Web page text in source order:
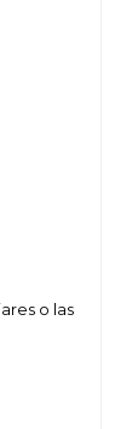
o las